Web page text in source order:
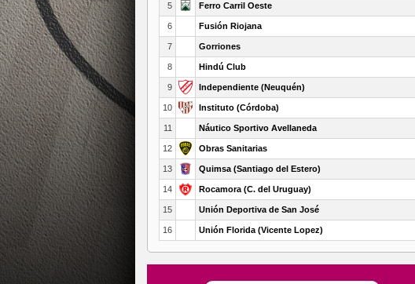
5 Ferro Carril Oeste
6 Fusión Riojana
7 Gorriones
8 Hindú Club
9 Independiente (Neuquén)
10 Instituto (Córdoba)
11 Náutico Sportivo Avellaneda
12 Obras Sanitarias
13 Quimsa (Santiago del Estero)
14 Rocamora (C. del Uruguay)
15 Unión Deportiva de San José
16 Unión Florida (Vicente Lopez)